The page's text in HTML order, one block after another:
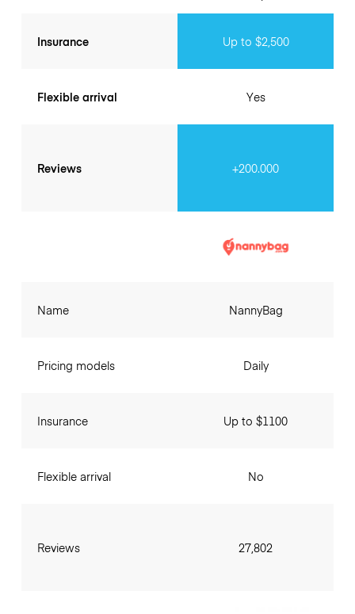
Insurance
Flexible arrival
Reviews
Up to $2,500
Yes
+200.000
Name
Pricing models
Insurance
Flexible arrival
Reviews
NannyBag
Daily
Up to $1100
No
27,802